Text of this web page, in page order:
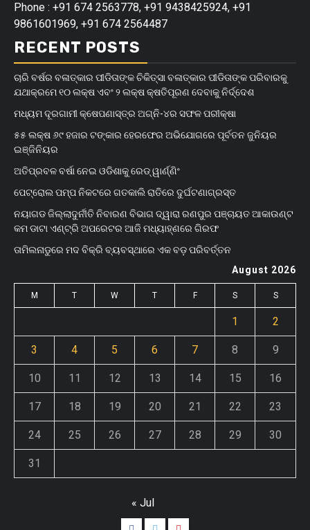
Phone : +91 674 2563778, +91 9438425924, +91
9861601969, +91 674 2564487
RECENT POSTS
ଚାରି ବର୍ଷର ବଳାତ୍କାର ପୀଡିତାଙ୍କ ଚିକିତ୍ସା ବଳାତ୍କାର ପୀଡିତାଙ୍କ ପରିବାରକୁ
ଯଥାକ୍ରମେ ୧୦ ଲକ୍ଷ ଏବଂ ୨ ଲକ୍ଷ କ୍ଷତିପୂରଣ ଦେବାକୁ ନିର୍ଦ୍ଦେଶ
ମଧ୍ୟମ ଦୂରଗାମୀ କ୍ଷେପଣାସ୍ତ୍ର ଅଗ୍ନି-୪ର ସଫଳ ପରୀକ୍ଷା
୫୫ ଲକ୍ଷ ୬୯ ହଜାର ଟଙ୍କାର ହେରଫେର ଅଭିଯୋଗରେ ପୂର୍ବତନ ଜୁନିୟର
ଇଞ୍ଜିନିୟର
ଅତିପ୍ରବଳ ବର୍ଷା ନେଇ ଓଡିଶାକୁ ରେଡ୍ ୱାର୍ଣ୍ଣିଂ
ପେଟ୍ରୋଲ ପମ୍ପ ନିକଟରେ ଗତକାଲି ରାତିରେ ଦୁର୍ଘଟଣାଗ୍ରସ୍ତ
ନୟାଗଡ ଜିଲ୍ଲାଦୁର୍ନୀତି ନିବାରଣ ବିଭାଗ ଦ୍ୱାରା ରଣପୁର ପଞ୍ଚାୟତ ଆକାଉଣ୍ଟ
କମ ଡାଟା ଏଣ୍ଟ୍ରି ଅପରେଟର ଆଜି ମଧ୍ୟାହ୍‌ଣରେ ଗିରଫ
ତାମିଲନାଡୁରେ ମଦ ବିକ୍ରି ବ୍ୟବସ୍ଥାରେ ଏକ ବଡ଼ ପରିବର୍ତ୍ତନ
August 2026
M T W T F S S
1 2
3 4 5 6 7 8 9
10 11 12 13 14 15 16
17 18 19 20 21 22 23
24 25 26 27 28 29 30
31
« Jul